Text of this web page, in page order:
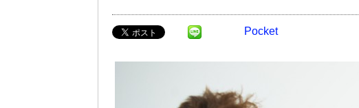
Pocket